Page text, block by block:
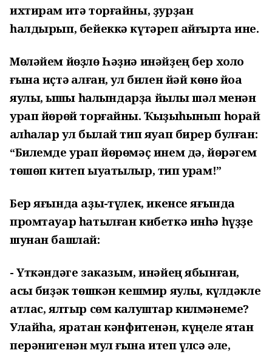
ихтирам итә торғайны, ҙурҙан
һалдырып, бейеккә күтәреп ҡайғырта ине.
Мөләйем йөҙлө Һәҙиә инәйҙең бер холҡо
ғына иҫтә ҡалған, ул билен йәй көнө йоҡа
яулыҡ, ҡышҡы һалҡындарҙа йылы шәл менән
урап йөрөй торғайны. Ҡыҙыҡһынып һорай
ҡалһалар ул былай тип яуап бирер булған:
“Билемде урап йөрөмәҫ инем дә, йөрәгем
төшөп китеп ыуатылыр, тип ҡурҡам!”
Бер яғында аҙыҡ-түлек, икенсе яғында
промтауар һатылған кибеткә инһә һүҙҙе
шунан башлай:
- Үткәндәге заказым, инәйең ябынған,
асыҡ биҙәк төшкән кешмир яулыҡ, күлдәкле
атлас, ялтыр сөм калуштар килмәнеме?
Улайһа, яратҡан кәнфитенән, күңеле ятҡан
перәнигенән мул ғына итеп үлсә әле,